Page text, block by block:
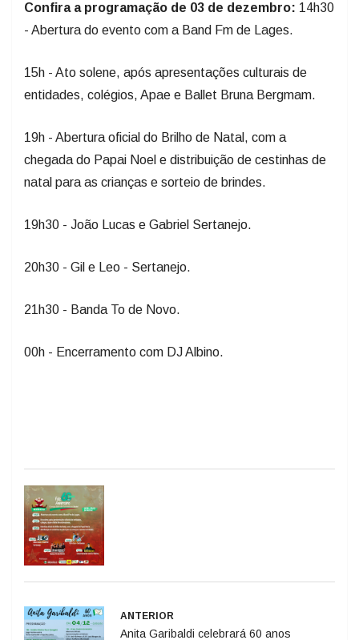
Confira a programação de 03 de dezembro: 14h30
- Abertura do evento com a Band Fm de Lages.
15h - Ato solene, após apresentações culturais de
entidades, colégios, Apae e Ballet Bruna Bergmam.
19h - Abertura oficial do Brilho de Natal, com a
chegada do Papai Noel e distribuição de cestinhas de
natal para as crianças e sorteio de brindes.
19h30 - João Lucas e Gabriel Sertanejo.
20h30 - Gil e Leo - Sertanejo.
21h30 - Banda To de Novo.
00h - Encerramento com DJ Albino.
ANTERIOR
Anita Garibaldi celebrará 60 anos